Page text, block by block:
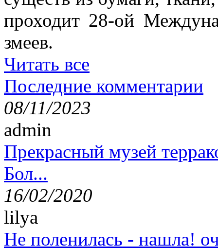
проходит 28-ой
змеев.
Читать все
Последние комментарии
08/11/2023
admin
Прекрасный музей
Бол...
16/02/2020
lilya
Не поленилась - нашла!